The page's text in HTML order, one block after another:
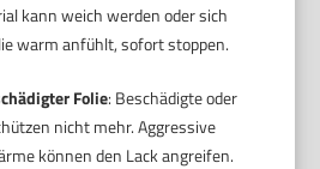
kann weich werden oder sich
warm anfühlt, sofort stoppen.
Folie: Beschädigte oder
nicht mehr. Aggressive
können den Lack angreifen.